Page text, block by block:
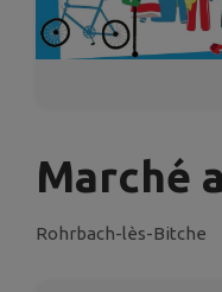
Marché
Rohrbach-lès-Bitche